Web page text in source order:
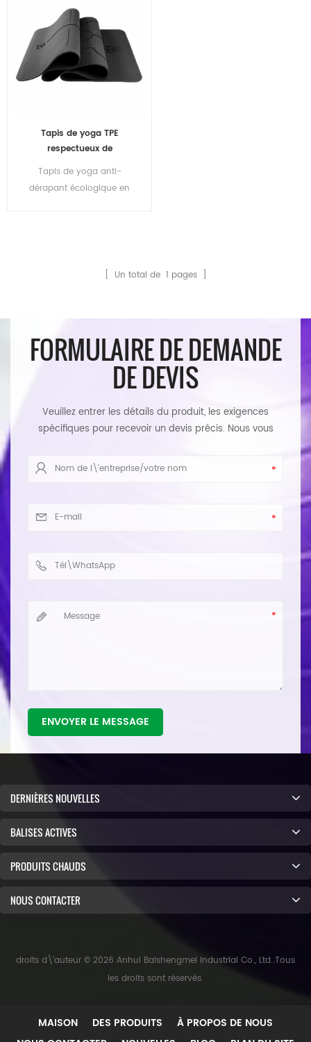
Tapis de yoga TPE
respectueux de
dérapant de marque
privée en gros
Tapis de yoga anti-
dérapant écologique en
[ Un total de 1 pages ]
FORMULAIRE DE DEMANDE
DE DEVIS
Veuillez entrer les détails du produit, les exigences
spécifiques pour recevoir un devis précis. Nous vous
ENVOYER LE MESSAGE
DERNIÈRES NOUVELLES
BALISES ACTIVES
PRODUITS CHAUDS
NOUS CONTACTER
droits d\'auteur © 2026 Anhui Baishengmei Industrial Co., Ltd..Tous
les droits sont réservés.
MAISON DES PRODUITS
À PROPOS DE NOUS